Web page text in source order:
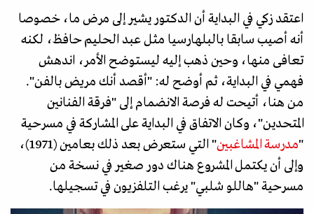
اعتقد زكي في البداية أن الدكتور يشير إلى مرض ما، خصوصا
أنه أصيب سابقا بالبلهارسيا مثل عبد الحليم حافظ، لكنه
تعافى منها، وحين ذهب إليه ليستوضح الأمر، اندهش
فهمي في البداية، ثم أوضح له: "أقصد أنك مريض بالفن".
من هنا، أتيحت له فرصة الانضمام إلى "فرقة الفنانين
المتحدين"، وكان الاتفاق في البداية على المشاركة في مسرحية
"مدرسة المشاغبين
" التي ستعرض بعد ذلك بعامين (1971)،
وإلى أن يكتمل المشروع هناك دور صغير في نسخة من
مسرحية "هاللو شلبي" يرغب التلفزيون في تسجيلها.